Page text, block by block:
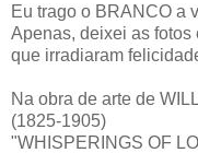
Eu trago o BRANCO a
Apenas, deixei as fotos
que irradiaram
Na obra de arte de
(1825-1905)
"WHISPERINGS OF